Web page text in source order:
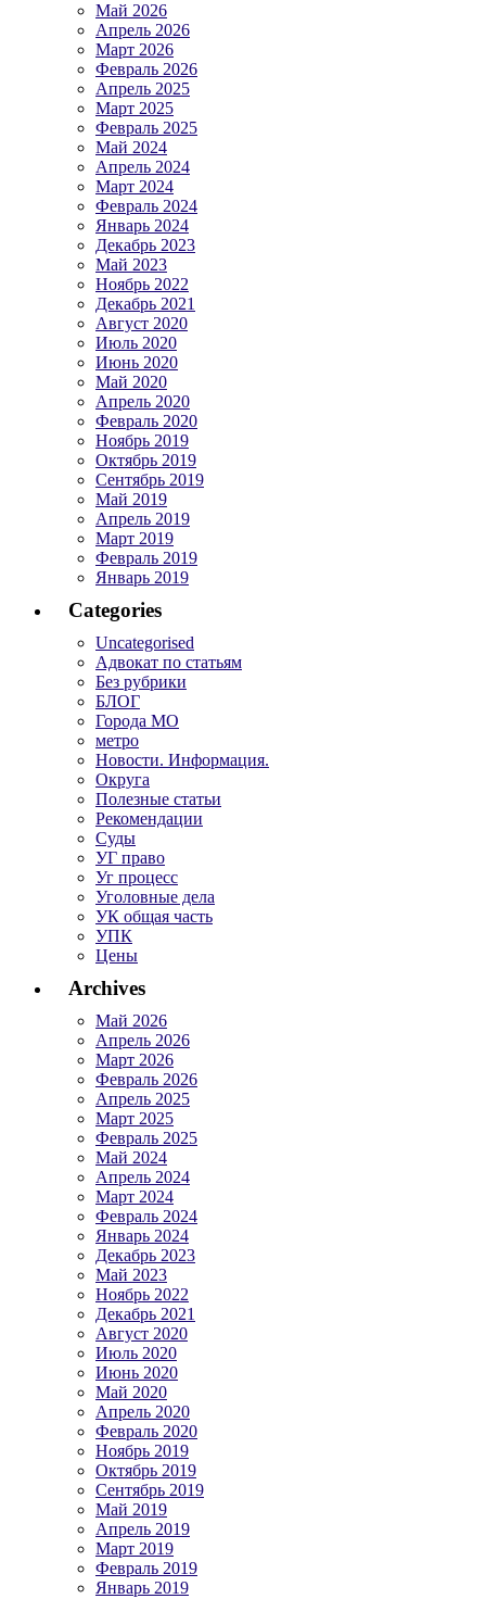
Май 2026
Апрель 2026
Март 2026
Февраль 2026
Апрель 2025
Март 2025
Февраль 2025
Май 2024
Апрель 2024
Март 2024
Февраль 2024
Январь 2024
Декабрь 2023
Май 2023
Ноябрь 2022
Декабрь 2021
Август 2020
Июль 2020
Июнь 2020
Май 2020
Апрель 2020
Февраль 2020
Ноябрь 2019
Октябрь 2019
Сентябрь 2019
Май 2019
Апрель 2019
Март 2019
Февраль 2019
Январь 2019
Categories
Uncategorised
Адвокат по статьям
Без рубрики
БЛОГ
Города МО
метро
Новости. Информация.
Округа
Полезные статьи
Рекомендации
Суды
УГ право
Уг процесс
Уголовные дела
УК общая часть
УПК
Цены
Archives
Май 2026
Апрель 2026
Март 2026
Февраль 2026
Апрель 2025
Март 2025
Февраль 2025
Май 2024
Апрель 2024
Март 2024
Февраль 2024
Январь 2024
Декабрь 2023
Май 2023
Ноябрь 2022
Декабрь 2021
Август 2020
Июль 2020
Июнь 2020
Май 2020
Апрель 2020
Февраль 2020
Ноябрь 2019
Октябрь 2019
Сентябрь 2019
Май 2019
Апрель 2019
Март 2019
Февраль 2019
Январь 2019